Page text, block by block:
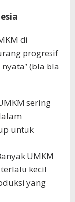
di
progresif
(bla bla
sering
untuk
UMKM
kecil
yang